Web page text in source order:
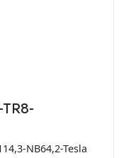
NB64,2-Tesla